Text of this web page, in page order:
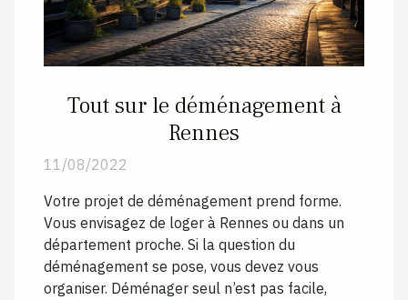
Tout sur le déménagement à
Rennes
11/08/2022
Votre projet de déménagement prend forme.
Vous envisagez de loger à Rennes ou dans un
département proche. Si la question du
déménagement se pose, vous devez vous
organiser. Déménager seul n’est pas facile,